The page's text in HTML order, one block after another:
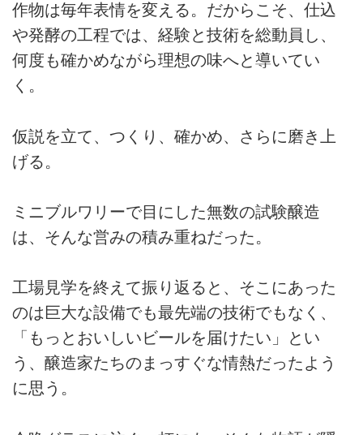
作物は毎年表情を変える。だからこそ、仕込
や発酵の工程では、経験と技術を総動員し、
何度も確かめながら理想の味へと導いてい
く。
仮説を立て、つくり、確かめ、さらに磨き上
げる。
ミニブルワリーで目にした無数の試験醸造
は、そんな営みの積み重ねだった。
工場見学を終えて振り返ると、そこにあった
のは巨大な設備でも最先端の技術でもなく、
「もっとおいしいビールを届けたい」とい
う、醸造家たちのまっすぐな情熱だったよう
に思う。